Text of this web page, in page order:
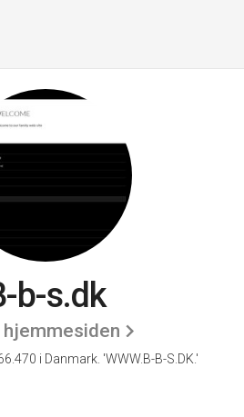
b-s.dk
hjemmesiden
i Danmark. 'WWW.B-B-S.DK.'